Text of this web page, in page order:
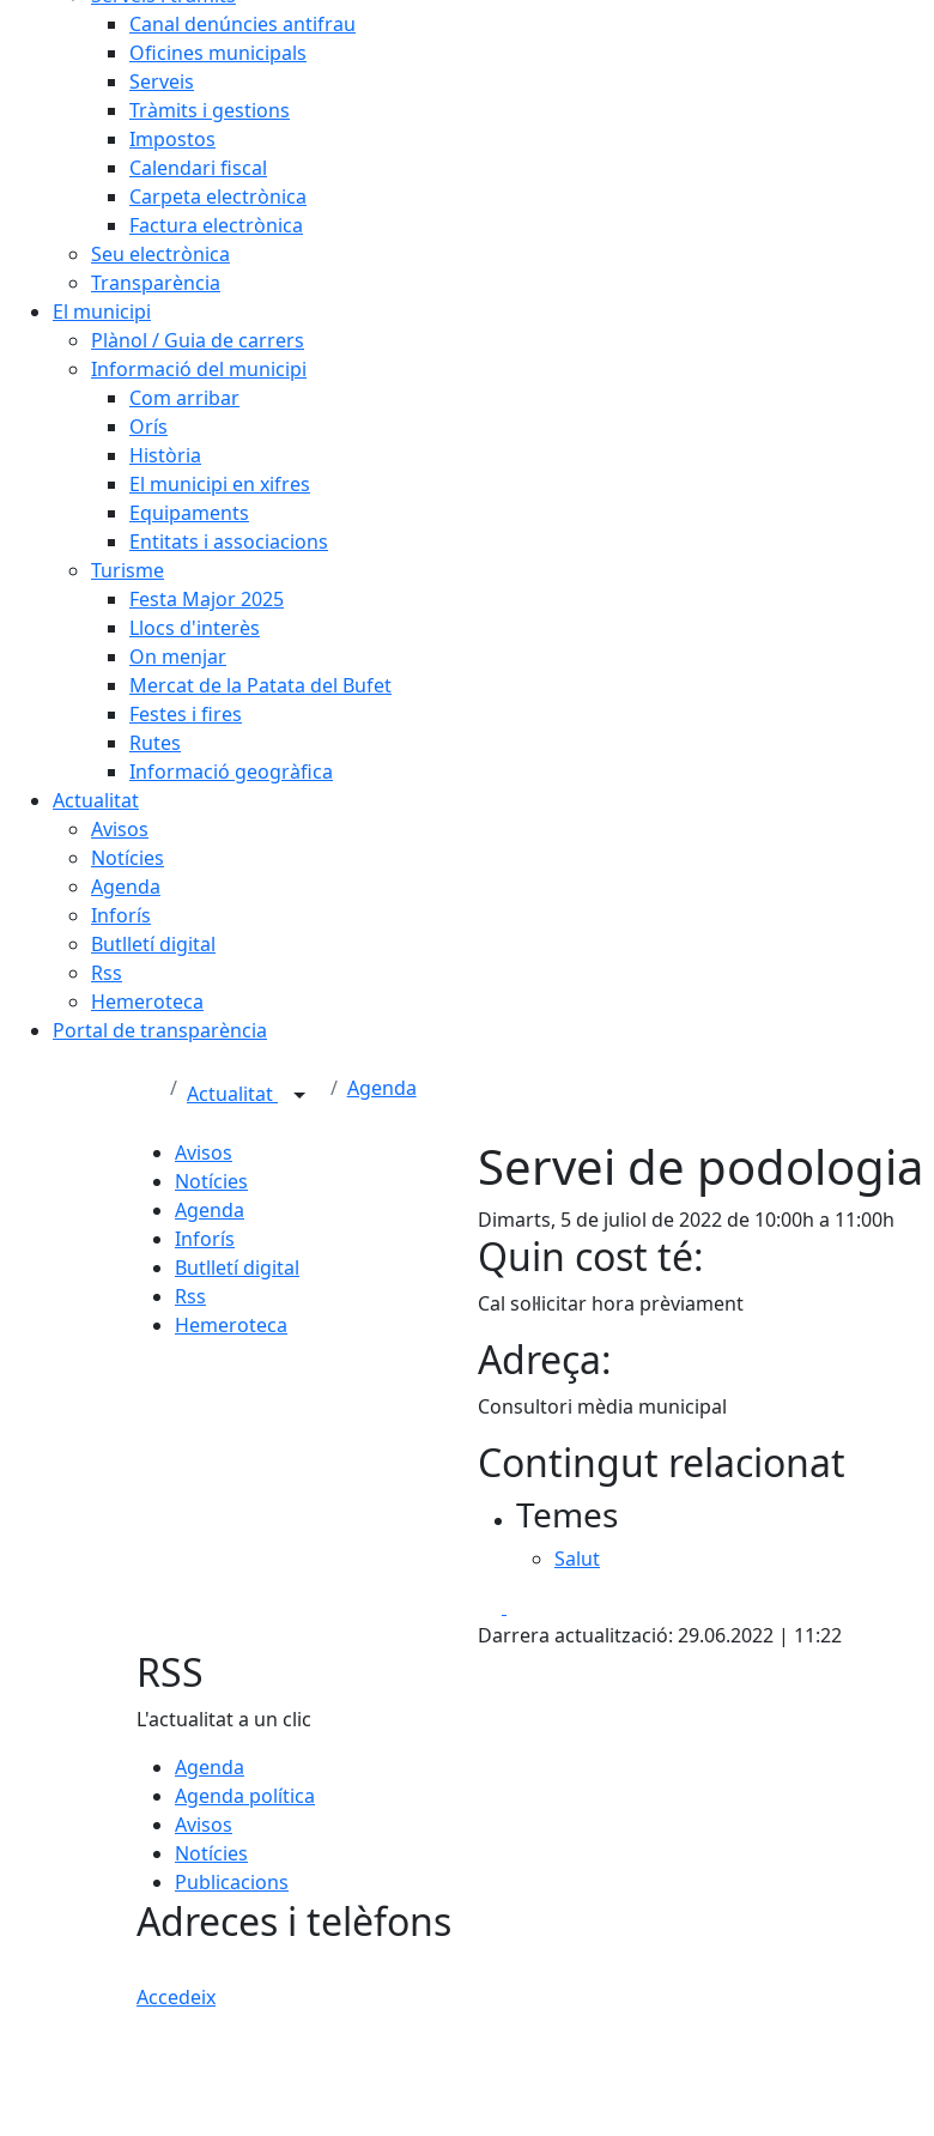
Canal denúncies antifrau
Oficines municipals
Serveis
Tràmits i gestions
Impostos
Calendari fiscal
Carpeta electrònica
Factura electrònica
Seu electrònica
Transparència
El municipi
Plànol / Guia de carrers
Informació del municipi
Com arribar
Orís
Història
El municipi en xifres
Equipaments
Entitats i associacions
Turisme
Festa Major 2025
Llocs d'interès
On menjar
Mercat de la Patata del Bufet
Festes i fires
Rutes
Informació geogràfica
Actualitat
Avisos
Notícies
Agenda
Inforís
Butlletí digital
Rss
Hemeroteca
Portal de transparència
Actualitat Agenda
Avisos
Notícies
Agenda
Inforís
Butlletí digital
Rss
Hemeroteca
Servei de podologia
Dimarts, 5 de juliol de 2022 de 10:00h a 11:00h
Quin cost té:
Cal sol·licitar hora prèviament
Adreça:
Consultori mèdia municipal
Contingut relacionat
Temes
Salut
Darrera actualització: 29.06.2022 | 11:22
RSS
L'actualitat a un clic
Agenda
Agenda política
Avisos
Notícies
Publicacions
Adreces i telèfons
Accedeix